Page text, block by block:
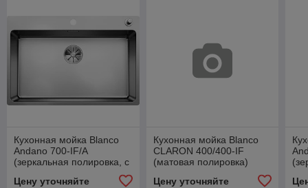
Кухонная мойка Blanco
Andano 700-IF/A
(зеркальная полировка, с
Цену уточняйте
Кухонная мойка Blanco
CLARON 400/400-IF
(матовая полировка)
Цену уточняйте